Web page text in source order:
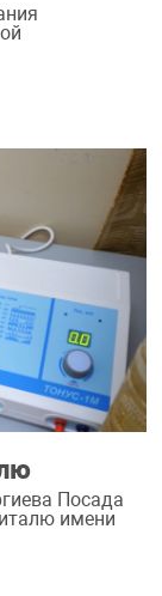
Посада
имени